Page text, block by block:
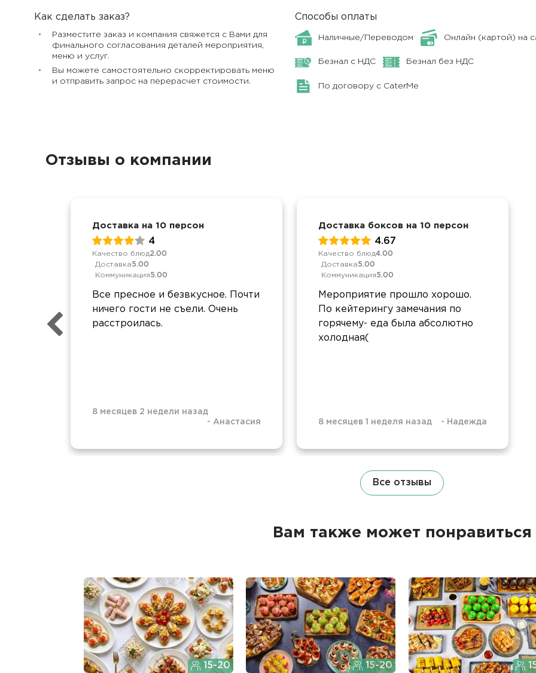
Как сделать заказ?
Разместите заказ и компания свяжется с Вами для
финального согласования деталей мероприятия,
меню и услуг.
Вы можете самостоятельно скорректировать меню
и отправить запрос на перерасчет стоимости.
Способы оплаты
Наличные/Переводом Онлайн (картой) на
Безнал с НДС Безнал без НДС
По договору с CaterMe
Отзывы о компании
Доставка на 10 персон
4
Качество блюд2.00
Доставка5.00
Коммуникация5.00
Все пресное и безвкусное. Почти
ничего гости не съели. Очень
расстроилась.
8 месяцев 2 недели назад
- Анастасия
Доставка боксов на 10 персон
4.67
Качество блюд4.00
Доставка5.00
Коммуникация5.00
Мероприятие прошло хорошо.
По кейтерингу замечания по
горячему- еда была абсолютно
холодная(
8 месяцев 1 неделя назад - Надежда
Все отзывы
Вам также может понравиться
15-20 15-20